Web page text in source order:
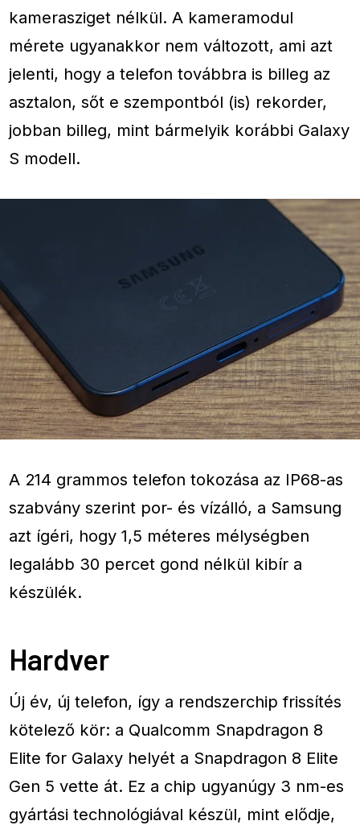
kamerasziget nélkül. A kameramodul
mérete ugyanakkor nem változott, ami azt
jelenti, hogy a telefon továbbra is billeg az
asztalon, sőt e szempontból (is) rekorder,
jobban billeg, mint bármelyik korábbi Galaxy
S modell.
A 214 grammos telefon tokozása az IP68-as
szabvány szerint por- és vízálló, a Samsung
azt ígéri, hogy 1,5 méteres mélységben
legalább 30 percet gond nélkül kibír a
készülék.
Hardver
Új év, új telefon, így a rendszerchip frissítés
kötelező kör: a Qualcomm Snapdragon 8
Elite for Galaxy helyét a Snapdragon 8 Elite
Gen 5 vette át. Ez a chip ugyanúgy 3 nm-es
gyártási technológiával készül, mint elődje,